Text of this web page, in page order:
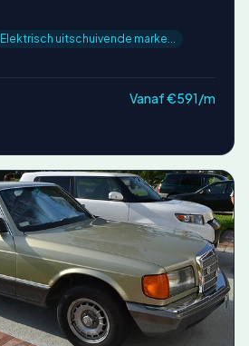
Elektrisch uitschuivende marke...
Vanaf €591/m